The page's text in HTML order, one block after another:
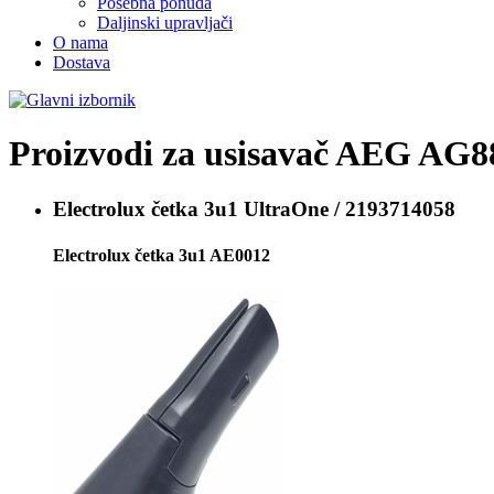
Daljinski upravljači
O nama
Dostava
Proizvodi za usisavačAEG
Electrolux četka 3u1 UltraOne / 2193714058
Electrolux četka 3u1 AE0012